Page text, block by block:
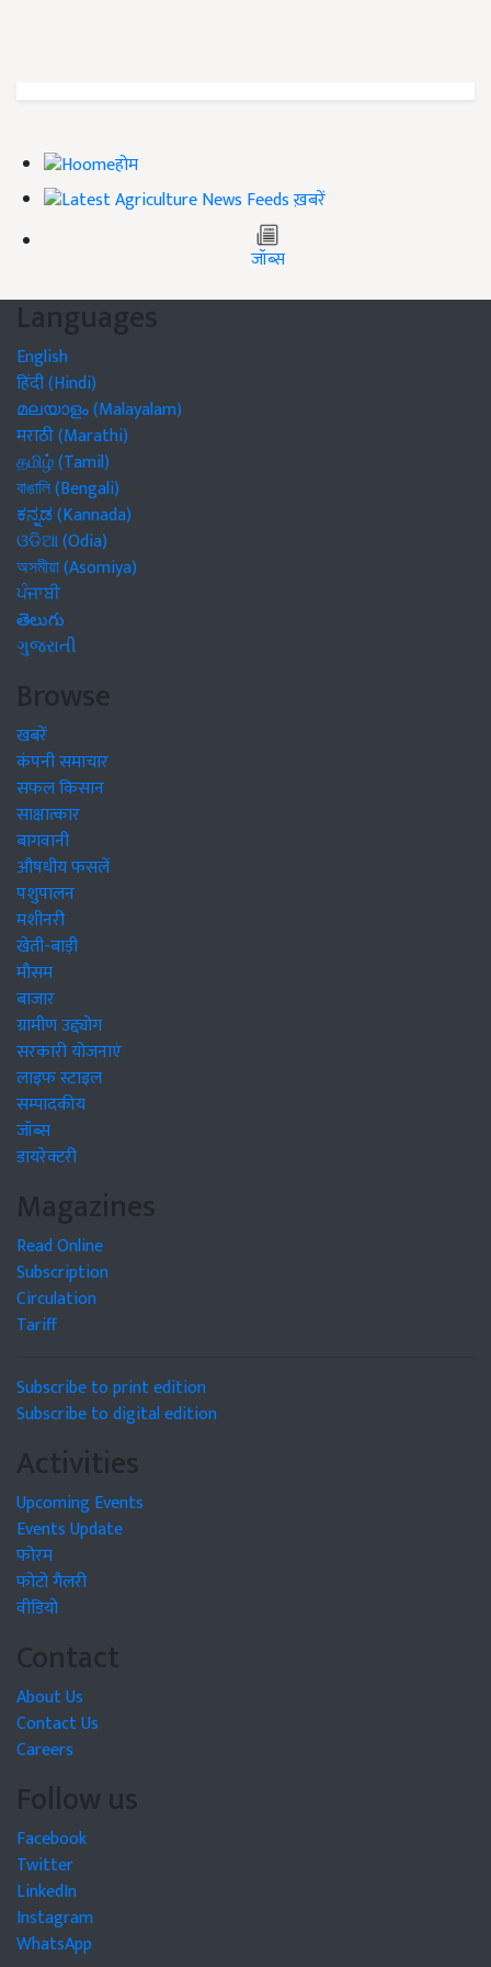
होम
ख़बरें
जॉब्स
Languages
English
हिंदी (Hindi)
മലയാളം (Malayalam)
मराठी (Marathi)
தமிழ் (Tamil)
বাঙালি (Bengali)
ಕನ್ನಡ (Kannada)
ଓଡିଆ (Odia)
অসমীয়া (Asomiya)
ਪੰਜਾਬੀ
తెలుగు
ગુજરાતી
Browse
खबरें
कंपनी समाचार
सफल किसान
साक्षात्कार
बागवानी
औषधीय फसलें
पशुपालन
मशीनरी
खेती-बाड़ी
मौसम
बाजार
ग्रामीण उद्द्योग
सरकारी योजनाएं
लाइफ स्टाइल
सम्पादकीय
जॉब्स
डायरेक्टरी
Magazines
Read Online
Subscription
Circulation
Tariff
Subscribe to print edition
Subscribe to digital edition
Activities
Upcoming Events
Events Update
फोरम
फोटो गैलरी
वीडियो
Contact
About Us
Contact Us
Careers
Follow us
Facebook
Twitter
LinkedIn
Instagram
WhatsApp